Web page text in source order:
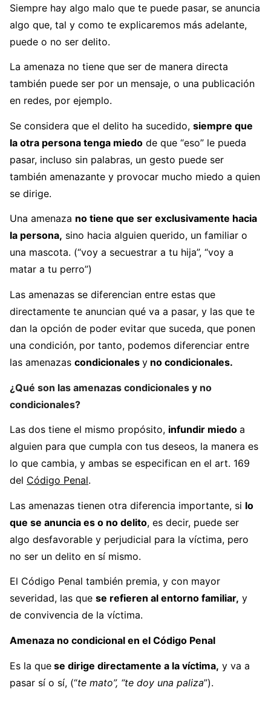
Siempre hay algo malo que te puede pasar, se anuncia
algo que, tal y como te explicaremos más adelante,
puede o no ser delito.
La amenaza no tiene que ser de manera directa
también puede ser por un mensaje, o una publicación
en redes, por ejemplo.
Se considera que el delito ha sucedido, siempre que
la otra persona tenga miedo de que “eso” le pueda
pasar, incluso sin palabras, un gesto puede ser
también amenazante y provocar mucho miedo a quien
se dirige.
Una amenaza no tiene que ser exclusivamente hacia
la persona, sino hacia alguien querido, un familiar o
una mascota. (“voy a secuestrar a tu hija”, “voy a
matar a tu perro”)
Las amenazas se diferencian entre estas que
directamente te anuncian qué va a pasar, y las que te
dan la opción de poder evitar que suceda, que ponen
una condición, por tanto, podemos diferenciar entre
las amenazas condicionales y no condicionales.
¿Qué son las amenazas condicionales y no
condicionales?
Las dos tiene el mismo propósito, infundir miedo a
alguien para que cumpla con tus deseos, la manera es
lo que cambia, y ambas se especifican en el art. 169
del Código Penal.
Las amenazas tienen otra diferencia importante, si lo
que se anuncia es o no delito, es decir, puede ser
algo desfavorable y perjudicial para la víctima, pero
no ser un delito en sí mismo.
El Código Penal también premia, y con mayor
severidad, las que se refieren al entorno familiar, y
de convivencia de la víctima.
Amenaza no condicional en el Código Penal
Es la que se dirige directamente a la víctima, y va a
pasar sí o sí, (“te mato”, “te doy una paliza”).